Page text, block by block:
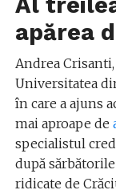
apărea
Andrea
Universitatea
în care a ajuns
mai aproape de
specialistul
după
ridicate de